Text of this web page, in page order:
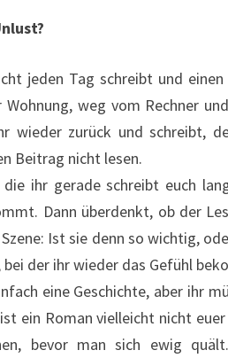
jeden Tag schreibt und
Wohnung, weg vom Rechner
wieder zurück und schreibt,
Beitrag nicht lesen.
die ihr gerade schreibt euch
Dann überdenkt, ob der
Ist sie denn so wichtig,
der ihr wieder das Gefühl
eine Geschichte, aber ihr
ein Roman vielleicht nicht
bevor man sich ewig